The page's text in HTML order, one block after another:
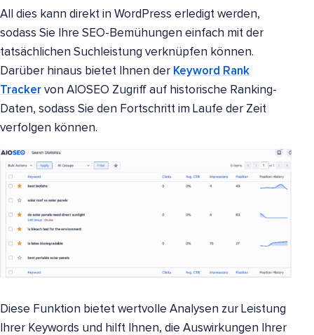
All dies kann direkt in WordPress erledigt werden,
sodass Sie Ihre SEO-Bemühungen einfach mit der
tatsächlichen Suchleistung verknüpfen können.
Darüber hinaus bietet Ihnen der Keyword Rank
Tracker von AIOSEO Zugriff auf historische Ranking-
Daten, sodass Sie den Fortschritt im Laufe der Zeit
verfolgen können.
Diese Funktion bietet wertvolle Analysen zur Leistung
Ihrer Keywords und hilft Ihnen, die Auswirkungen Ihrer